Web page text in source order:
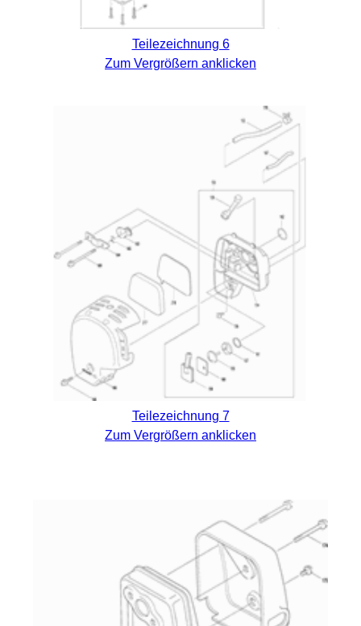
Teilezeichnung 6
Zum Vergrößern anklicken
Teilezeichnung 7
Zum Vergrößern anklicken